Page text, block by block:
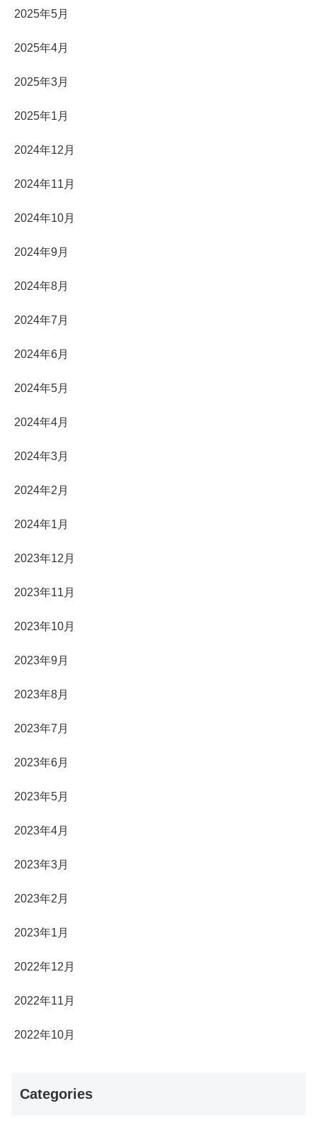
2025年5月
2025年4月
2025年3月
2025年1月
2024年12月
2024年11月
2024年10月
2024年9月
2024年8月
2024年7月
2024年6月
2024年5月
2024年4月
2024年3月
2024年2月
2024年1月
2023年12月
2023年11月
2023年10月
2023年9月
2023年8月
2023年7月
2023年6月
2023年5月
2023年4月
2023年3月
2023年2月
2023年1月
2022年12月
2022年11月
2022年10月
Categories